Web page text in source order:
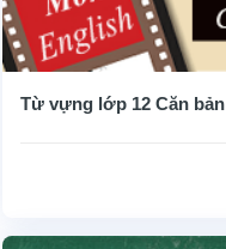
Từ vựng lớp 12 Căn bản